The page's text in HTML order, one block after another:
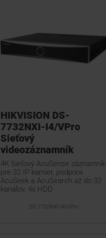
HIKVISION DS-
7732NXI-I4/VPro
Sieťový
videozáznamník
4K Sieťový AcuSense záznamník
pre 32 IP kamier, podpora
AcuSeek a AcuSearch až do 32
kanálov, 4x HDD
DS-7732NXI-I4/VPro